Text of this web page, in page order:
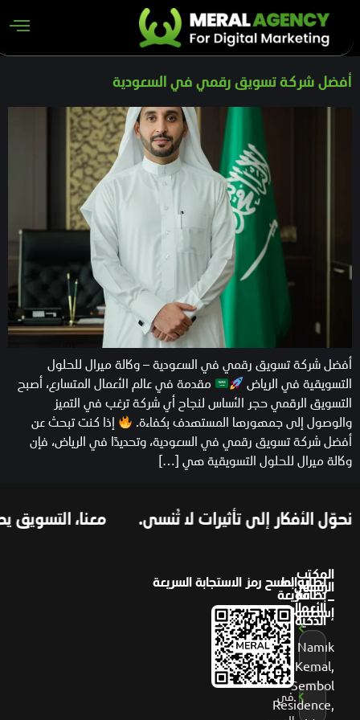
أفضل شركة تسويق رقمي في السعودية
أفضل شركة تسويق رقمي في السعودية – وكالة ميرال للحلول
التسويقية في الرياض
مقدمة في عالم الأعمال المتسارع، أصبح
التسويق الرقمي حجر الأساس لنجاح أي شركة ترغب في التميز
والوصول إلى جمهورها المستهدف بكفاءة.
إذا كنت تبحث عن
أفضل شركة تسويق رقمي في السعودية، وتحديدًا في الرياض، فإن
وكالة ميرال للحلول التسويقية هي […]
معنا، التسويق الأفكار إلى تأثيرات لا تُنسى.
المكتب
الرئيسي
إسطنبول
Namık
Kemal,
Sembol
Residence,
لطلب
بطاقة
الأعمال
الذكية
روابط
سريعة
عن
ميرال
أعمالنا
في
امسح رمز الاستجابة السريعة